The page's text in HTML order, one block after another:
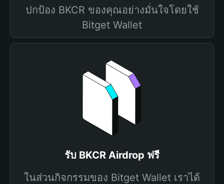
ปกป้อง BKCR ของคุณอย่างมั่นใจโดยใช้
Bitget Wallet
รับ BKCR Airdrop ฟรี
ในส่วนกิจกรรมของ Bitget Wallet เราได้